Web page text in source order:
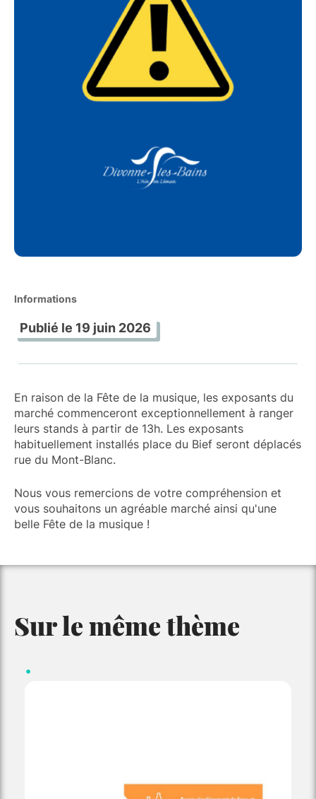
Informations
Publié le 19 juin 2026
En raison de la Fête de la musique, les exposants du
marché commenceront exceptionnellement à ranger
leurs stands à partir de 13h. Les exposants
habituellement installés place du Bief seront déplacés
rue du Mont-Blanc.
Nous vous remercions de votre compréhension et
vous souhaitons un agréable marché ainsi qu'une
belle Fête de la musique !
Sur le même thème